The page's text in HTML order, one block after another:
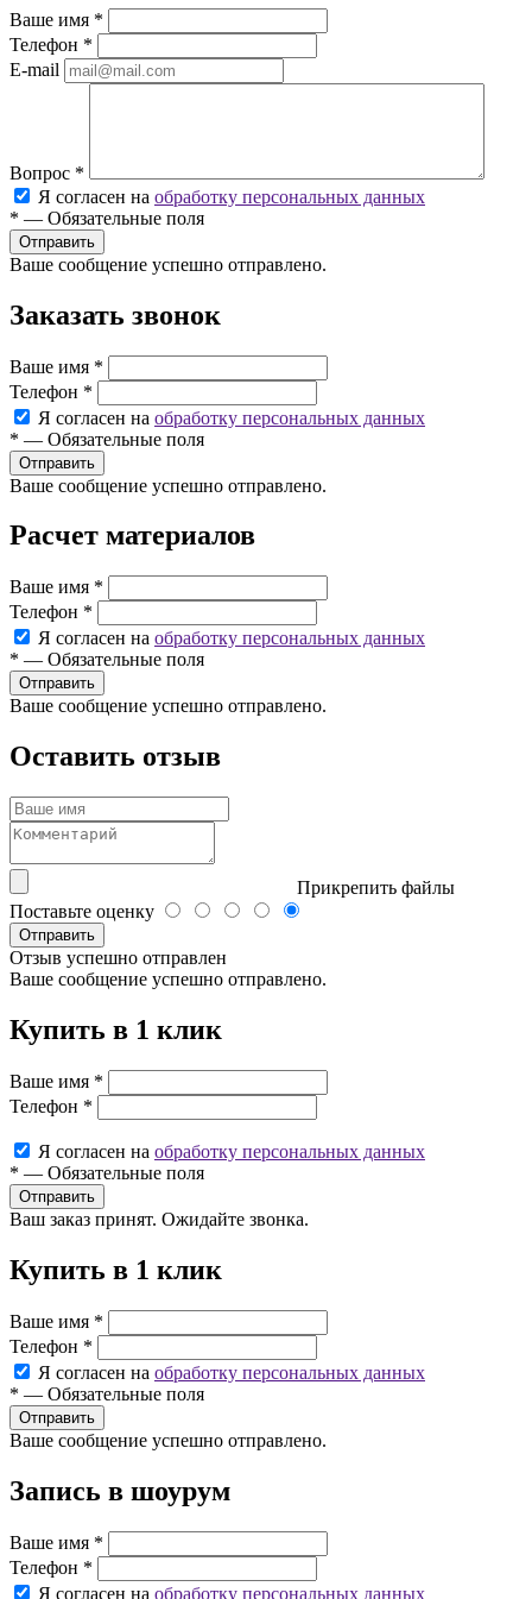
Ваше имя *
Телефон *
E-mail
Вопрос *
Я согласен на обработку персональных данных
* — Обязательные поля
Ваше сообщение успешно отправлено.
Заказать звонок
Ваше имя *
Телефон *
Я согласен на обработку персональных данных
* — Обязательные поля
Ваше сообщение успешно отправлено.
Расчет материалов
Ваше имя *
Телефон *
Я согласен на обработку персональных данных
* — Обязательные поля
Ваше сообщение успешно отправлено.
Оставить отзыв
Прикрепить файлы
Поставьте оценку
Отправить
Отзыв успешно отправлен
Ваше сообщение успешно отправлено.
Купить в 1 клик
Ваше имя *
Телефон *
Я согласен на обработку персональных данных
* — Обязательные поля
Ваш заказ принят. Ожидайте звонка.
Купить в 1 клик
Ваше имя *
Телефон *
Я согласен на обработку персональных данных
* — Обязательные поля
Ваше сообщение успешно отправлено.
Запись в шоурум
Ваше имя *
Телефон *
Я согласен на обработку персональных данных